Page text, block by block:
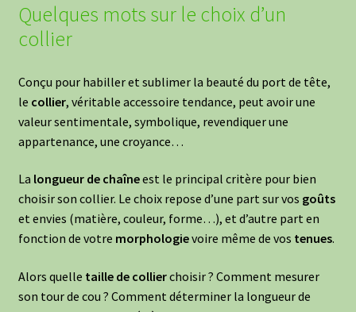
Quelques mots sur le choix d’un
collier
Conçu pour habiller et sublimer la beauté du port de tête,
le collier, véritable accessoire tendance, peut avoir une
valeur sentimentale, symbolique, revendiquer une
appartenance, une croyance…
La longueur de chaîneest le principal critère pour bien
choisir son collier. Le choix repose d’une part sur vos goûts
et envies (matière, couleur, forme…), et d’autre part en
fonction de votre morphologievoire même de vos tenues.
Alors quelle taille de collierchoisir ? Comment mesurer
son tour de cou ? Comment déterminer la longueur de